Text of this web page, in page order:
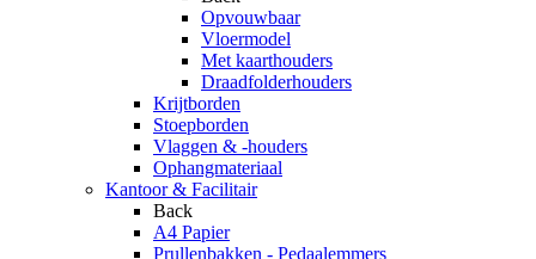
Opvouwbaar
Vloermodel
Met kaarthouders
Draadfolderhouders
Krijtborden
Stoepborden
Vlaggen & -houders
Ophangmateriaal
Kantoor & Facilitair
Back
A4 Papier
Prullenbakken - Pedaalemmers